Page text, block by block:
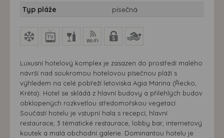
Typ pláže
písečná
Luxusní hotelový komplex je zasazen do prostředí malého
návrší nad soukromou hotelovou písečnou pláží s
výhledem na celé pobřeží letoviska Agia Marina (Řecko,
Kréta). Hotel se skládá z hlavní budovy a přilehlých budov
obklopených rozkvetlou středomořskou vegetací.
Součástí hotelu je vstupní hala s recepcí, hlavní
restaurace, 3 tématické restaurace, lobby bar, internetový
koutek a malá obchodní galerie. Dominantou hotelu je